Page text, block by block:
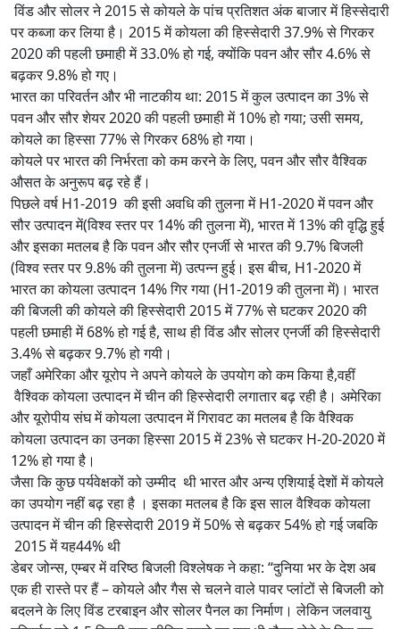
विंड और सोलर ने 2015 से कोयले के पांच प्रतिशत अंक बाजार में हिस्सेदारी
पर कब्जा कर लिया है। 2015 में कोयला की हिस्सेदारी 37.9% से गिरकर
2020 की पहली छमाही में 33.0% हो गई, क्योंकि पवन और सौर 4.6% से
बढ़कर 9.8% हो गए।
भारत का परिवर्तन और भी नाटकीय था: 2015 में कुल उत्पादन का 3% से
पवन और सौर शेयर 2020 की पहली छमाही में 10% हो गया; उसी समय,
कोयले का हिस्सा 77% से गिरकर 68% हो गया।
कोयले पर भारत की निर्भरता को कम करने के लिए, पवन और सौर वैश्विक
औसत के अनुरूप बढ़ रहे हैं।
पिछले वर्ष H1-2019 की इसी अवधि की तुलना में H1-2020 में पवन और
सौर उत्पादन में(विश्व स्तर पर 14% की तुलना में), भारत में 13% की वृद्धि हुई
और इसका मतलब है कि पवन और सौर एनर्जी से भारत की 9.7% बिजली
(विश्व स्तर पर 9.8% की तुलना में) उत्पन्न हुई। इस बीच, H1-2020 में
भारत का कोयला उत्पादन 14% गिर गया (H1-2019 की तुलना में)। भारत
की बिजली की कोयले की हिस्सेदारी 2015 में 77% से घटकर 2020 की
पहली छमाही में 68% हो गई है, साथ ही विंड और सोलर एनर्जी की हिस्सेदारी
3.4% से बढ़कर 9.7% हो गयी।
जहाँ अमेरिका और यूरोप ने अपने कोयले के उपयोग को कम किया है,वहीं
वैश्विक कोयला उत्पादन में चीन की हिस्सेदारी लगातार बढ़ रही है। अमेरिका
और यूरोपीय संघ में कोयला उत्पादन में गिरावट का मतलब है कि वैश्विक
कोयला उत्पादन का उनका हिस्सा 2015 में 23% से घटकर H-20-2020 में
12% हो गया है।
जैसा कि कुछ पर्यवेक्षकों को उम्मीद थी भारत और अन्य एशियाई देशों में कोयले
का उपयोग नहीं बढ़ रहा है । इसका मतलब है कि इस साल वैश्विक कोयला
उत्पादन में चीन की हिस्सेदारी 2019 में 50% से बढ़कर 54% हो गई जबकि
2015 में यह44% थी
डेबर जोन्स, एम्बर में वरिष्ठ बिजली विश्लेषक ने कहा: “दुनिया भर के देश अब
एक ही रास्ते पर हैं – कोयले और गैस से चलने वाले पावर प्लांटों से बिजली को
बदलने के लिए विंड टरबाइन और सोलर पैनल का निर्माण। लेकिन जलवायु